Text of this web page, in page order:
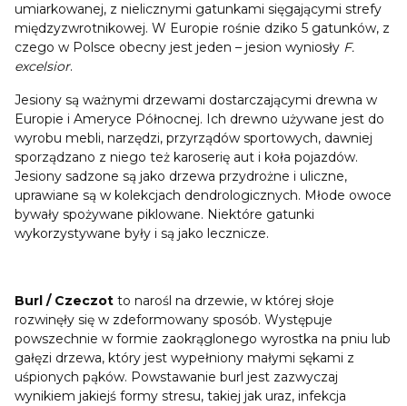
umiarkowanej, z nielicznymi gatunkami sięgającymi strefy
międzyzwrotnikowej. W Europie rośnie dziko 5 gatunków, z
czego w Polsce obecny jest jeden – jesion wyniosły F.
excelsior.
Jesiony są ważnymi drzewami dostarczającymi drewna w
Europie i Ameryce Północnej. Ich drewno używane jest do
wyrobu mebli, narzędzi, przyrządów sportowych, dawniej
sporządzano z niego też karoserię aut i koła pojazdów.
Jesiony sadzone są jako drzewa przydrożne i uliczne,
uprawiane są w kolekcjach dendrologicznych. Młode owoce
bywały spożywane piklowane. Niektóre gatunki
wykorzystywane były i są jako lecznicze.
Burl / Czeczot to narośl na drzewie, w której słoje
rozwinęły się w zdeformowany sposób. Występuje
powszechnie w formie zaokrąglonego wyrostka na pniu lub
gałęzi drzewa, który jest wypełniony małymi sękami z
uśpionych pąków. Powstawanie burl jest zazwyczaj
wynikiem jakiejś formy stresu, takiej jak uraz, infekcja